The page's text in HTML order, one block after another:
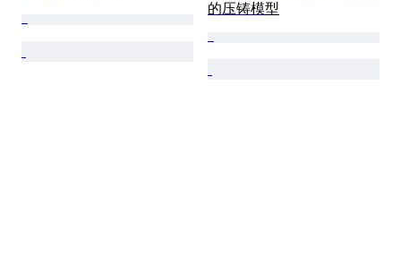
的压铸模型